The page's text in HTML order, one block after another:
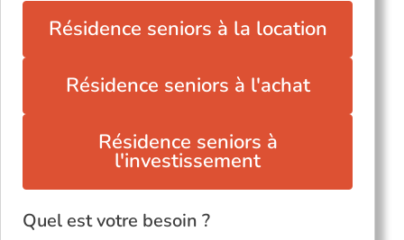
Résidence seniors à la location
Résidence seniors à l'achat
Résidence seniors à
l'investissement
Quel est votre besoin ?